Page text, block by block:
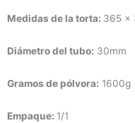
Medidas de la torta: 365 x
Diámetrodel tubo: 30mm
Gramos de pólvora: 1600g
Empaque: 1/1